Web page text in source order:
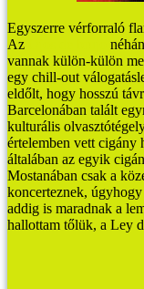
Egyszerre vérforraló
Az
vannak külön-külön
egy chill-out
eldőlt, hogy hosszú
Barcelonában talált
kulturális
értelemben vett cigány
általában az egyik
Mostanában csak a
koncerteznek,
addig is maradnak a
hallottam tőlük, a Ley